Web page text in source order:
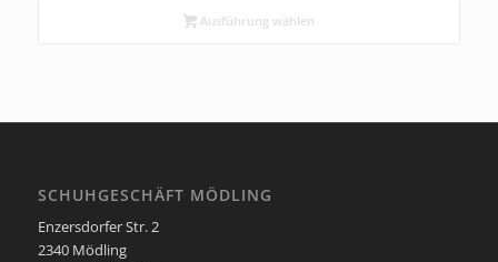
Ausführung wählen
SCHUHGESCHÄFT MÖDLING
Enzersdorfer Str. 2
2340 Mödling